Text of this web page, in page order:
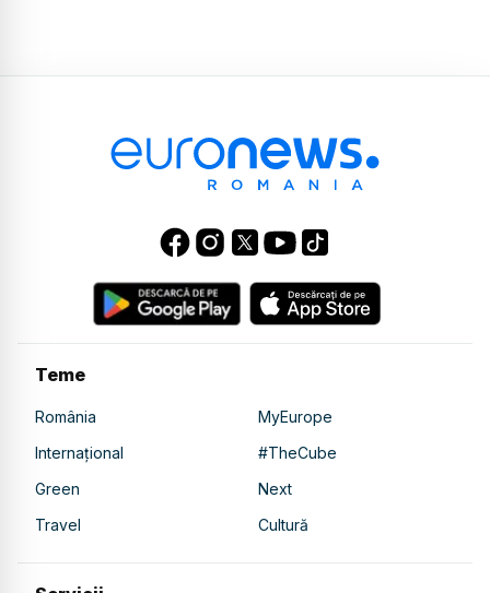
Teme
România
MyEurope
Internațional
#TheCube
Green
Next
Travel
Cultură